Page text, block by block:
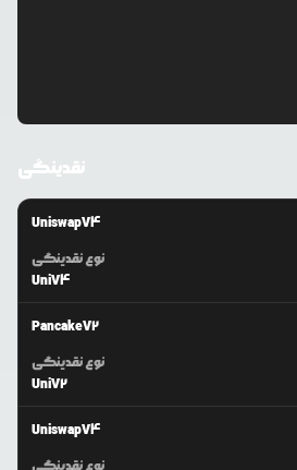
نقدینگی
UniswapV4
نوع نقدینگی
UniV4
PancakeV2
نوع نقدینگی
UniV2
UniswapV4
نوع نقدینگی